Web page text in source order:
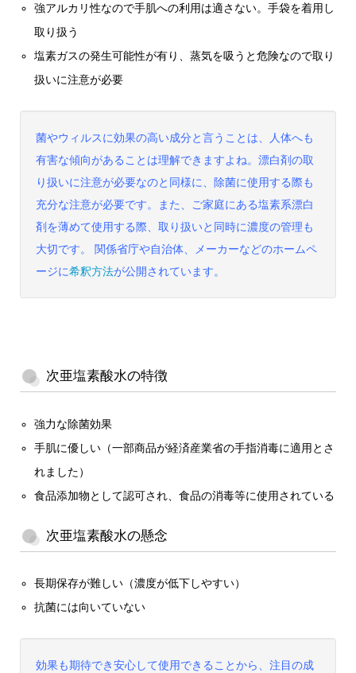
強アルカリ性なので手肌への利用は適さない。手袋を着用し
取り扱う
塩素ガスの発生可能性が有り、蒸気を吸うと危険なので取り
扱いに注意が必要
菌やウィルスに効果の高い成分と言うことは、人体へも
有害な傾向があることは理解できますよね。漂白剤の取
り扱いに注意が必要なのと同様に、除菌に使用する際も
充分な注意が必要です。また、
ご家庭にある塩素系漂白
剤を薄めて使用する際、取り扱いと同時に濃度の管理も
大切です。 関係省庁や自治体、メーカーなどのホームペ
ージに希釈方法が公開されています。
次亜塩素酸水の特徴
強力な除菌効果
手肌に優しい（一部商品が経済産業省の手指消毒に適用とさ
れました）
食品添加物として認可され、食品の消毒等に使用されている
次亜塩素酸水の懸念
長期保存が難しい（濃度が低下しやすい）
抗菌には向いていない
効果も期待でき安心して使用できることから、注目の成